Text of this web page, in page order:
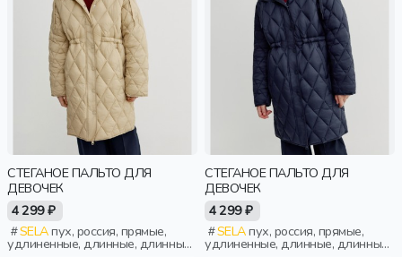
СТЕГАНОЕ ПАЛЬТО ДЛЯ
ДЕВОЧЕК
4 299 ₽
SELAпух, россия, прямые,
удлиненные, длинные, длинный
СТЕГАНОЕ ПАЛЬТО ДЛЯ
ДЕВОЧЕК
4 299 ₽
SELAпух, россия, прямые,
удлиненные, длинные, длинный